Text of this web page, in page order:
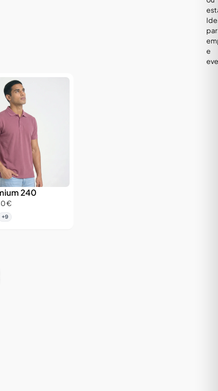
e
240
€
+9